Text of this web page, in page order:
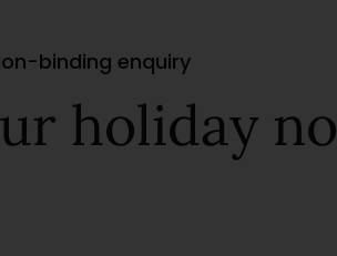
binding enquiry
holiday